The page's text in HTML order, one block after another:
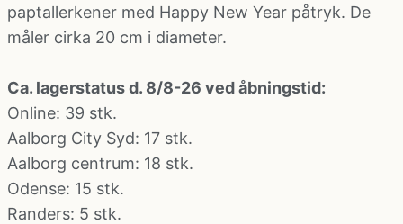
Kostume-tilbehør (andet)
Matros, kaptajn og pilot kostume
Mavedanser kostume
Mexicaner kostume
paptallerkener med Happy New Year påtryk. De
måler cirka 20 cm i diameter.
Ca. lagerstatus d. 8/8-26 ved åbningstid:
Online: 39 stk.
Aalborg City Syd: 17 stk.
Aalborg centrum: 18 stk.
Odense: 15 stk.
Randers: 5 stk.